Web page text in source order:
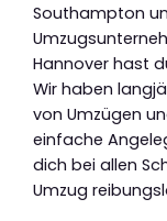
Southampton
Hannover hast
Wir haben
von Umzügen
einfache
dich bei allen
Umzug